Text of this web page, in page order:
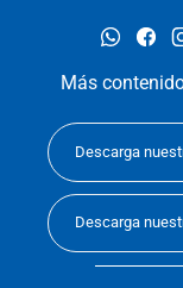
Más
Descarga
Descarga